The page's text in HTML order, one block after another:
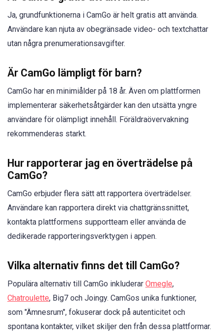
Ja, grundfunktionerna i CamGo är helt gratis att använda.
Användare kan njuta av obegränsade video- och textchattar
utan några prenumerationsavgifter.
Är CamGo lämpligt för barn?
CamGo har en minimiålder på 18 år. Även om plattformen
implementerar säkerhetsåtgärder kan den utsätta yngre
användare för olämpligt innehåll. Föräldraövervakning
rekommenderas starkt.
Hur rapporterar jag en överträdelse på
CamGo?
CamGo erbjuder flera sätt att rapportera överträdelser.
Användare kan rapportera direkt via chattgränssnittet,
kontakta plattformens supportteam eller använda de
dedikerade rapporteringsverktygen i appen.
Vilka alternativ finns det till CamGo?
Populära alternativ till CamGo inkluderar Omegle,
Chatroulette, Big7 och Joingy. CamGos unika funktioner,
som "Ämnesrum", fokuserar dock på autenticitet och
spontana kontakter, vilket skiljer den från dessa plattformar.